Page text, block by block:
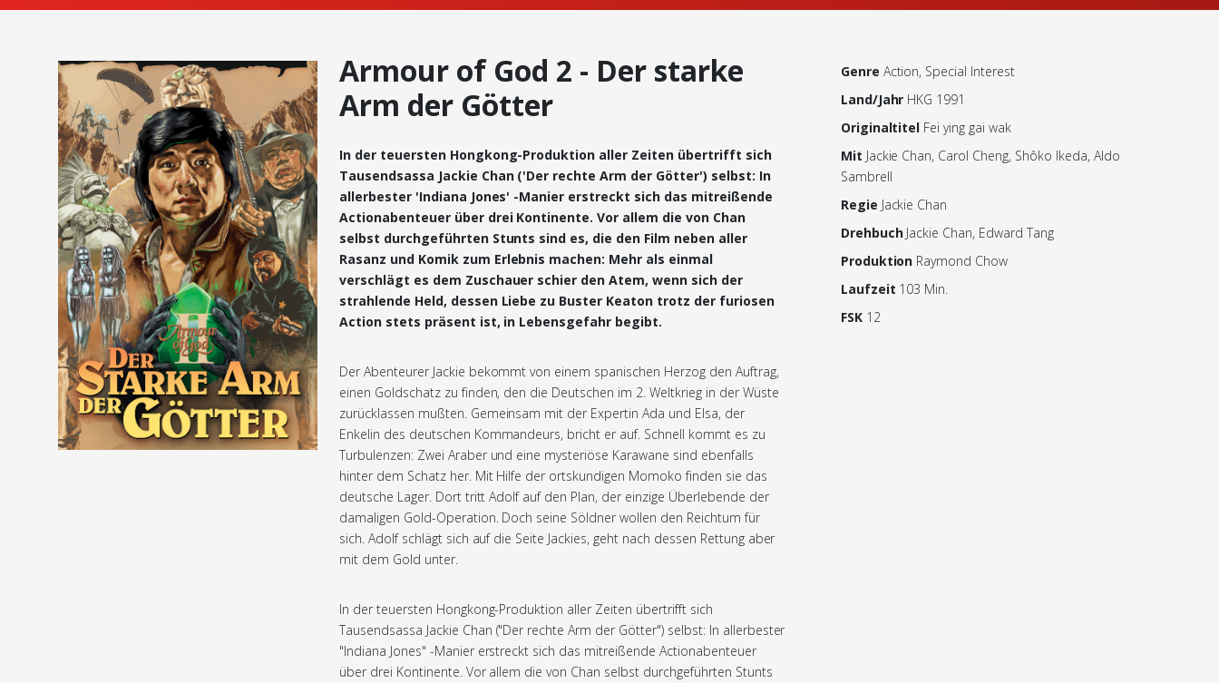
Armour of God 2 - Der starke
Arm der Götter
In der teuersten Hongkong-Produktion aller Zeiten übertrifft sich
Tausendsassa Jackie Chan ('Der rechte Arm der Götter') selbst: In
allerbester 'Indiana Jones' -Manier erstreckt sich das mitreißende
Actionabenteuer über drei Kontinente. Vor allem die von Chan
selbst durchgeführten Stunts sind es, die den Film neben aller
Rasanz und Komik zum Erlebnis machen: Mehr als einmal
verschlägt es dem Zuschauer schier den Atem, wenn sich der
strahlende Held, dessen Liebe zu Buster Keaton trotz der furiosen
Action stets präsent ist, in Lebensgefahr begibt.
Der Abenteurer Jackie bekommt von einem spanischen Herzog den Auftrag,
einen Goldschatz zu finden, den die Deutschen im 2. Weltkrieg in der Wüste
zurücklassen mußten. Gemeinsam mit der Expertin Ada und Elsa, der
Enkelin des deutschen Kommandeurs, bricht er auf. Schnell kommt es zu
Turbulenzen: Zwei Araber und eine mysteriöse Karawane sind ebenfalls
hinter dem Schatz her. Mit Hilfe der ortskundigen Momoko finden sie das
deutsche Lager. Dort tritt Adolf auf den Plan, der einzige Überlebende der
damaligen Gold-Operation. Doch seine Söldner wollen den Reichtum für
sich. Adolf schlägt sich auf die Seite Jackies, geht nach dessen Rettung aber
mit dem Gold unter.
In der teuersten Hongkong-Produktion aller Zeiten übertrifft sich
Tausendsassa Jackie Chan ("Der rechte Arm der Götter") selbst: In allerbester
"Indiana Jones" -Manier erstreckt sich das mitreißende Actionabenteuer
über drei Kontinente. Vor allem die von Chan selbst durchgeführten Stunts
Genre Action, Special Interest
Land/Jahr HKG 1991
Originaltitel Fei ying gai wak
Mit Jackie Chan, Carol Cheng, Shôko Ikeda, Aldo
Sambrell
Regie Jackie Chan
Drehbuch Jackie Chan, Edward Tang
Produktion Raymond Chow
Laufzeit 103 Min.
FSK 12